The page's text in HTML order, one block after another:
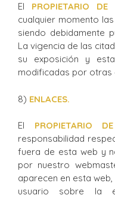
El PROPIETARIO
cualquier momento
siendo debidamente
La vigencia de las
su exposición y
modificadas por otras
8) ENLACES.
El PROPIETARIO
responsabilidad
fuera de esta web y
por nuestro
aparecen en esta
usuario sobre la